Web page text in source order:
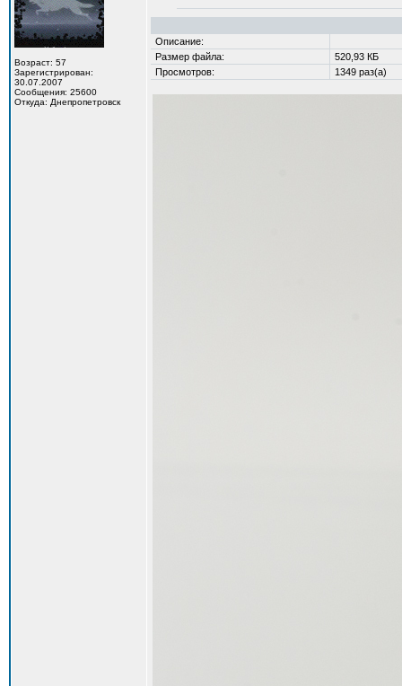
Возраст: 57
Зарегистрирован:
30.07.2007
Сообщения: 25600
Откуда: Днепропетровск
Описание:
Размер файла:
520,93 КБ
Просмотров:
1349 раз(а)